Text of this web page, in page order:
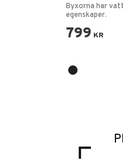
Byxorna har
egenskaper.
799 KR